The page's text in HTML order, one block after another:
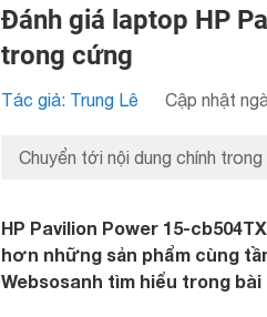
Đánh giá laptop HP
trong cứng
Tác giả: Trung Lê Cập nhật
Chuyển tới nội dung chính trong
HP Pavilion Power 15-
hơn những sản phẩm cùng
Websosanh tìm hiểu trong